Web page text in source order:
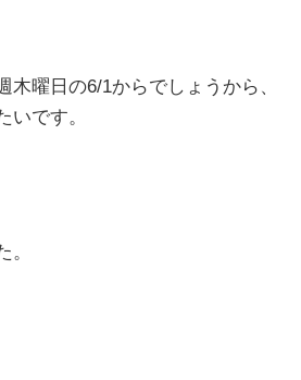
木曜日の6/1からでしょうから、
いです。
。